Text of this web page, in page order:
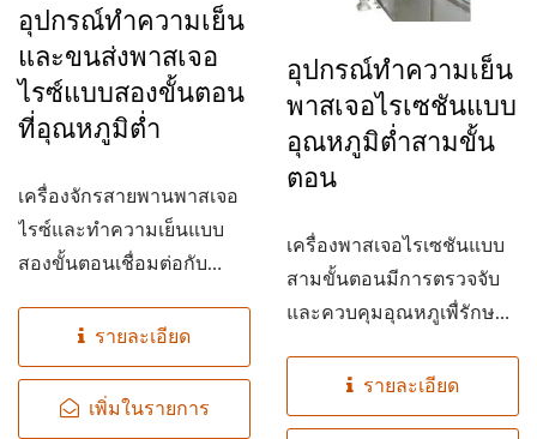
อุปกรณ์ทำความเย็น
และขนส่งพาสเจอ
ไรซ์แบบสองขั้นตอน
ที่อุณหภูมิต่ำ
เครื่องจักรสายพานพาสเจอ
ไรซ์และทำความเย็นแบบ
สองขั้นตอนเชื่อมต่อกับ
ไรซ์เพื่อการทำงานพาสเจอ
ไรซ์และทำความเย็นอย่าง
ต่อเนื่อง.
รายละเอียด
เพิ่มในรายการ
อุปกรณ์ทำความเย็น
พาสเจอไรเซชันแบบ
อุณหภูมิต่ำสามขั้น
ตอน
เครื่องพาสเจอไรเซชันแบบ
สามขั้นตอนมีการตรวจจับ
และควบคุมอุณหภูเพื่รักษา
รายละเอียด